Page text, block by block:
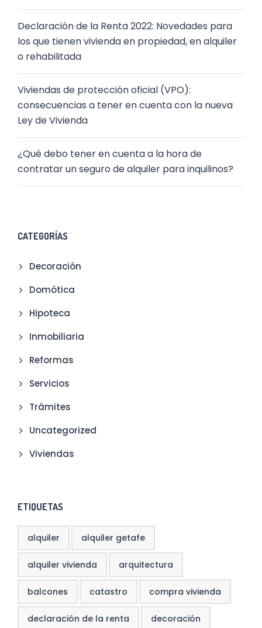
Declaración de la Renta 2022: Novedades para
los que tienen vivienda en propiedad, en alquiler
o rehabilitada
Viviendas de protección oficial (VPO):
consecuencias a tener en cuenta con la nueva
Ley de Vivienda
¿Qué debo tener en cuenta a la hora de
contratar un seguro de alquiler para inquilinos?
CATEGORÍAS
Decoración
Domótica
Hipoteca
Inmobiliaria
Reformas
Servicios
Trámites
Uncategorized
Viviendas
ETIQUETAS
alquiler alquiler getafe
alquiler vivienda arquitectura
balcones catastro compra vivienda
declaración de la renta decoración